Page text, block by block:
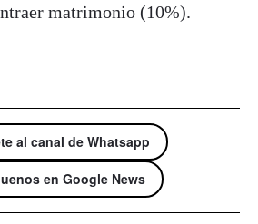
matrimonio (10%).
al canal de Whatsapp
en Google News